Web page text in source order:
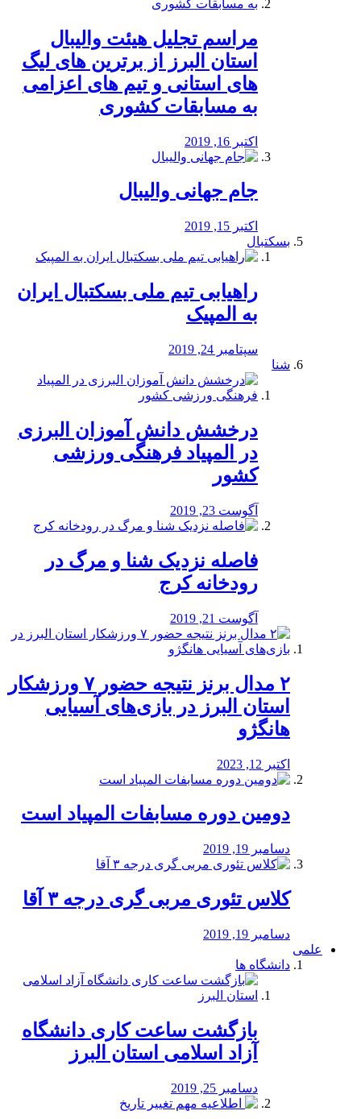
مراسم تجلیل هیئت والیبال
استان البرز از برترین های لیگ
های استانی و تیم های اعزامی
به مسابقات کشوری
اکتبر 16, 2019
جام جهانی والیبال
اکتبر 15, 2019
بسکتبال
راهیابی تیم ملی بسکتبال ایران
به المپیک
سپتامبر 24, 2019
شنا
درخشش دانش آموزان البرزی
در المپیاد فرهنگی ورزشی
کشور
آگوست 23, 2019
️فاصله نزدیک شنا و مرگ در
رودخانه کرج
آگوست 21, 2019
۲ مدال برنز نتیجه حضور ۷ ورزشکار
استان البرز در بازی‌های آسیایی
هانگژو
اکتبر 12, 2023
دومین دوره مسابفات المپیاد است
دسامبر 19, 2019
کلاس تئوری مربی گری درجه ۳ آقا
دسامبر 19, 2019
علمی
دانشگاه ها
بازگشت ساعت کاری دانشگاه
آزاد اسلامی استان البرز
دسامبر 25, 2019